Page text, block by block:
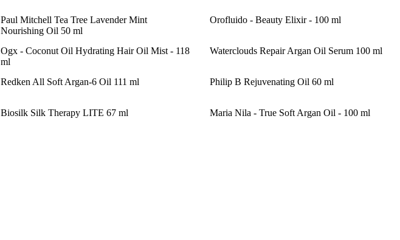
Paul Mitchell Tea Tree Lavender Mint
Nourishing Oil 50 ml
Orofluido - Beauty Elixir - 100 ml
Ogx - Coconut Oil Hydrating Hair Oil Mist - 118
ml
Waterclouds Repair Argan Oil Serum 100 ml
Redken All Soft Argan-6 Oil 111 ml Philip B Rejuvenating Oil 60 ml
Biosilk Silk Therapy LITE 67 ml Maria Nila - True Soft Argan Oil - 100 ml